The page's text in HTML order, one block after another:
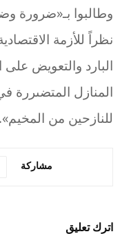
وطالبوا بـ«ضرورة
نظراً للأزمة
البارد والتعويض على
المنازل المتضىررة
للنازحين من المخيم».
مشاركة
اترك تعليق